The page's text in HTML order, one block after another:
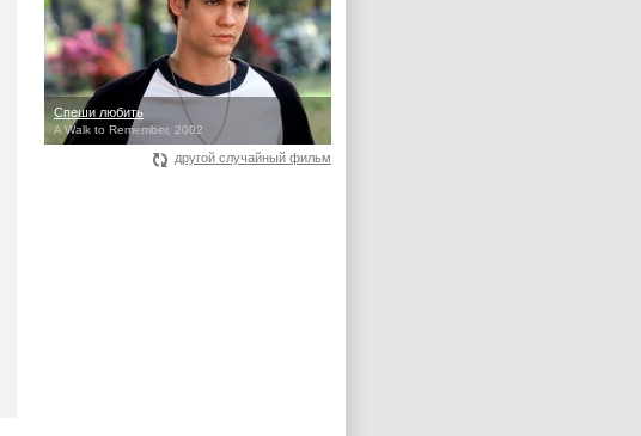
Спеши любить
A Walk to Remember, 2002
другой случайный фильм